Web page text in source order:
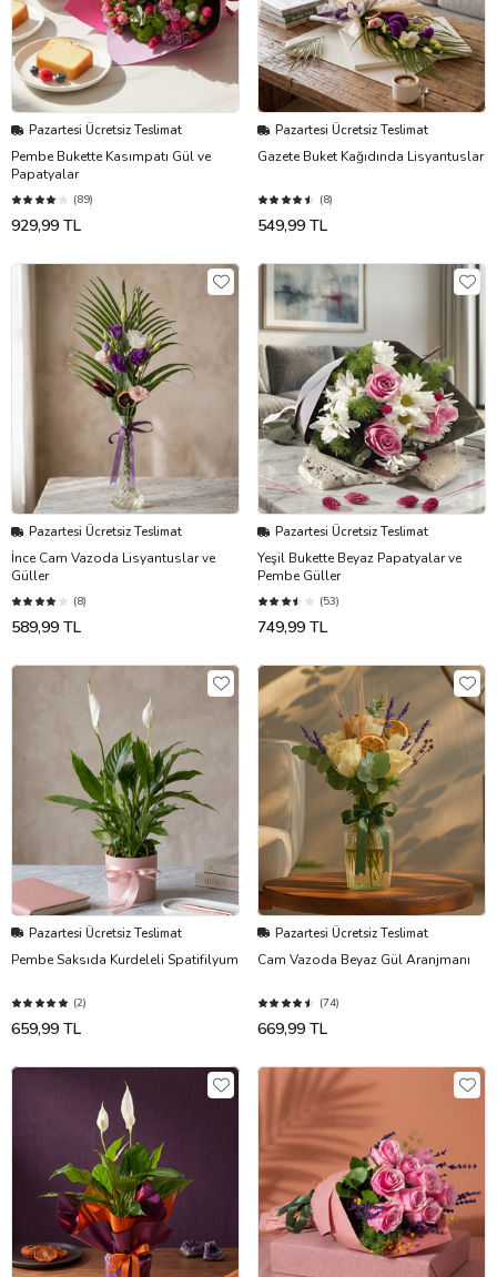
Pazartesi Ücretsiz Teslimat
Pembe Bukette Kasımpatı Gül ve
Papatyalar
(89)
929,99 TL
Pazartesi Ücretsiz Teslimat
Gazete Buket Kağıdında Lisyantuslar
(8)
549,99 TL
Pazartesi Ücretsiz Teslimat
İnce Cam Vazoda Lisyantuslar ve
Güller
(8)
589,99 TL
Pazartesi Ücretsiz Teslimat
Yeşil Bukette Beyaz Papatyalar ve
Pembe Güller
(53)
749,99 TL
Pazartesi Ücretsiz Teslimat
Pembe Saksıda Kurdeleli Spatifilyum
(2)
659,99 TL
Pazartesi Ücretsiz Teslimat
Cam Vazoda Beyaz Gül Aranjmanı
(74)
669,99 TL